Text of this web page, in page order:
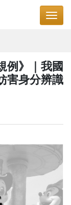
例》｜我國
害身分辨識